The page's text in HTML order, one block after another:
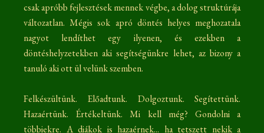
csak apróbb fejlesztések mennek végbe, a dolog struktúrája
változatlan. Mégis sok apró döntés helyes meghozatala
nagyot lendíthet egy ilyenen, és ezekben a
döntéshelyzetekben aki segítségünkre lehet, az bizony a
tanuló aki ott ül velünk szemben.
Felkészültünk. Előadtunk. Dolgoztunk. Segítettünk.
Hazaértünk. Értékeltünk. Mi kell még? Gondolni a
többiekre. A diákok is hazaérnek... ha tetszett nekik a